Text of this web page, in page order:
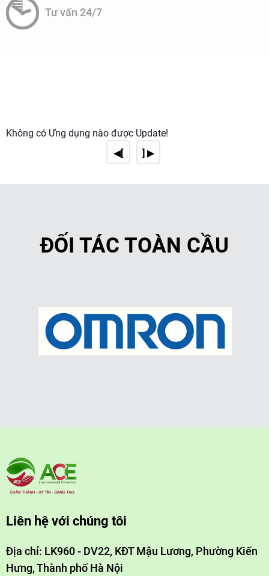
Tư vấn 24/7
Không có Ứng dụng nào được Update!
◀[
] ▶
ĐỐI TÁC TOÀN CẦU
Liên hệ với chúng tôi
Địa chỉ: LK960 - DV22, KĐT Mậu Lương, Phường Kiến
Hưng, Thành phố Hà Nội